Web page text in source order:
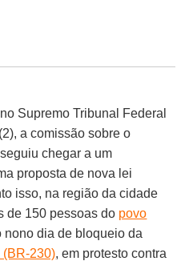
Supremo Tribunal Federal
a comissão sobre o
chegar a um
proposta de nova lei
isso, na região da cidade
de 150 pessoas do povo
nono dia de bloqueio da
(BR-230), em protesto contra